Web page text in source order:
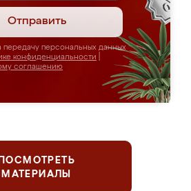
Отправить
персональных данных
конфиденциальности
соглашению
ПОСМОТРЕТЬ
МАТЕРИАЛЫ